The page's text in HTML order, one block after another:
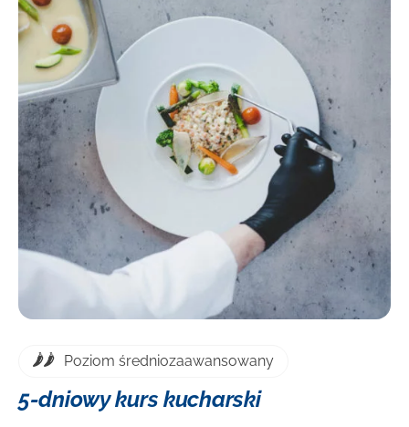
DOWIEDZ SIĘ WIĘCEJ
Poziom średniozaawansowany
5-dniowy kurs kucharski